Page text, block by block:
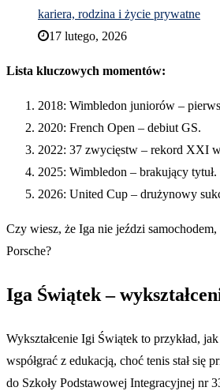
kariera, rodzina i życie prywatne
17 lutego, 2026
Lista kluczowych momentów:
2018: Wimbledon juniorów –
2020: French Open – debiut GS.
2022: 37 zwycięstw – rekord XXI
2025: Wimbledon – brakujący tytuł.
2026: United Cup – drużynowy
Czy wiesz, że Iga nie jeździ
Porsche?
Iga Świątek –
Wykształcenie Igi Świątek to przykład,
współgrać z edukacją, choć tenis stał się
do Szkoły Podstawowej Integracyjnej nr